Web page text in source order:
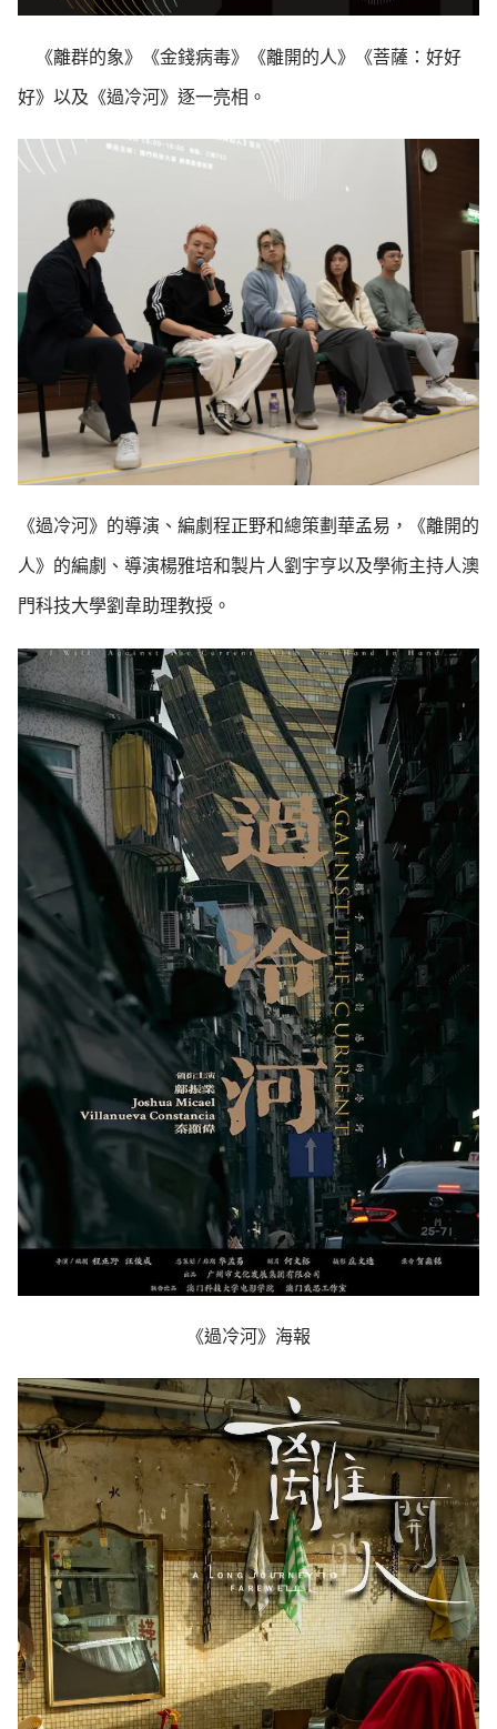
《離群的象》《金錢病毒》《離開的人》《菩薩：好好
好》以及《過冷河》逐一亮相。
《過冷河》的導演、編劇程正野和總策劃華孟易，《離開的
人》的編劇、導演楊雅培和製片人劉宇亨以及學術主持人澳
門科技大學劉韋助理教授。
《過冷河》海報